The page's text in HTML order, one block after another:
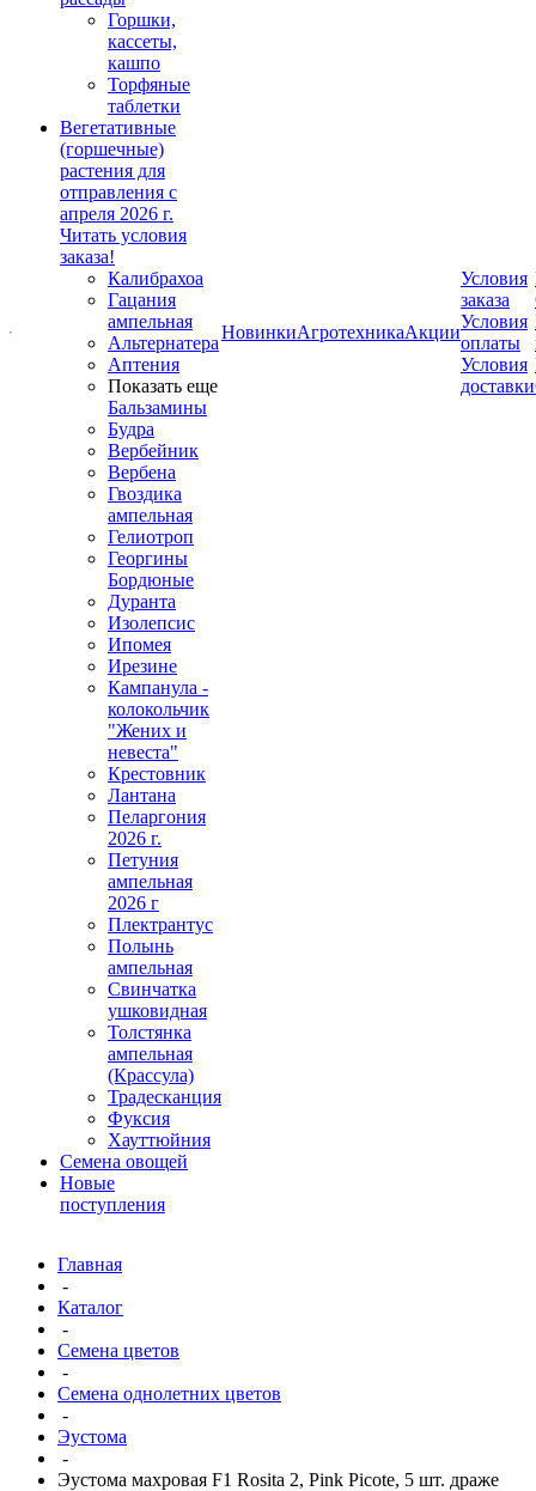
Горшки,
кассеты,
кашпо
Торфяные
таблетки
Вегетативные
(горшечные)
растения для
отправления с
апреля 2026 г.
Читать условия
заказа!
Калибрахоа
Гацания
ампельная
Альтернатера
Аптения
Показать еще
Бальзамины
Будра
Вербейник
Вербена
Гвоздика
ампельная
Гелиотроп
Георгины
Бордюные
Дуранта
Изолепсис
Ипомея
Ирезине
Кампанула -
колокольчик
"Жених и
невеста"
Крестовник
Лантана
Пеларгония
2026 г.
Петуния
ампельная
2026 г
Плектрантус
Полынь
ампельная
Свинчатка
ушковидная
Толстянка
ампельная
(Крассула)
Традесканция
Фуксия
Хауттюйния
Семена овощей
Новые
поступления
НовинкиАгротехникаАкции
Условия
заказа
Условия
оплаты
Условия
доставки
Главная
-
Каталог
-
Семена цветов
-
Семена однолетних цветов
-
Эустома
-
Эустома махровая F1 Rosita 2, Pink Picote, 5 шт. драже